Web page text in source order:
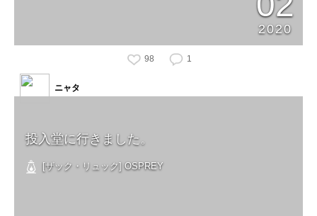
2020
98 1
投入堂に行きました。
[ザック・リュック] OSPREY
ニャタ